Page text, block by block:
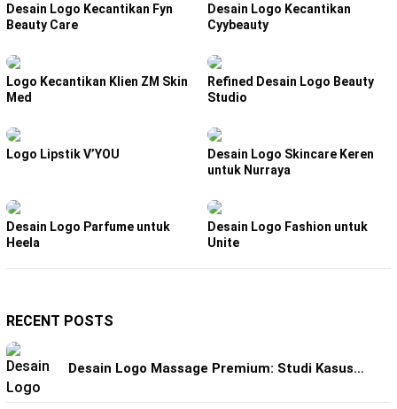
Desain Logo Kecantikan Fyn
Beauty Care
Desain Logo Kecantikan
Cyybeauty
Logo Kecantikan Klien ZM Skin
Med
Refined Desain Logo Beauty
Studio
Logo Lipstik V’YOU
Desain Logo Skincare Keren
untuk Nurraya
Desain Logo Parfume untuk
Heela
Desain Logo Fashion untuk
Unite
RECENT POSTS
Desain Logo Massage Premium: Studi Kasus…